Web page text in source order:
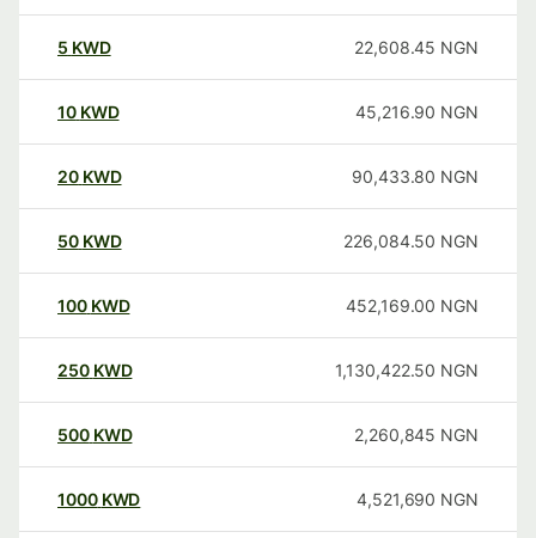
5 KWD 22,608.45 NGN
10 KWD 45,216.90 NGN
20 KWD 90,433.80 NGN
50 KWD 226,084.50 NGN
100 KWD 452,169.00 NGN
250 KWD 1,130,422.50 NGN
500 KWD 2,260,845 NGN
1000 KWD 4,521,690 NGN